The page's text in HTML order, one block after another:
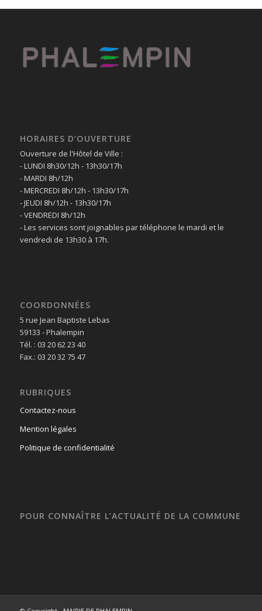
HORAIRES D’OUVERTURE
Ouverture de l'Hôtel de Ville :
- LUNDI 8h30/12h - 13h30/17h
- MARDI 8h/12h
- MERCREDI 8h/12h - 13h30/17h
- JEUDI 8h/12h - 13h30/17h
- VENDREDI 8h/12h
- Les services sont joignables par téléphone le mardi et le
vendredi de 13h30 à 17h.
COORDONNÉES
5 rue Jean Baptiste Lebas
59133 - Phalempin
Tél. : 03 20 62 23 40
Fax.: 03 20 32 75 47
RUBRIQUES
Contactez-nous
Mention légales
Politique de confidentialité
POUR CONNAÎTRE L’ACTUALITÉ DE LA COMMUNE